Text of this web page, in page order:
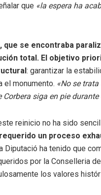
que «la espera ha
que se encontraba
total. El objetivo
: garantizar la
el monumento. «No se
Corbera siga en pie
reinicio no ha sido
un proceso
Diputació ha tenido que
por la Conselleria
los valores